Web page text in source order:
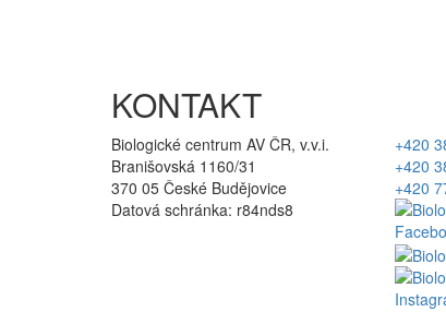
KONTAKT
Biologické centrum AV ČR, v.v.i.
Branišovská 1160/31
370 05 České Budějovice
Datová schránka: r84nds8
+420
+420
+420